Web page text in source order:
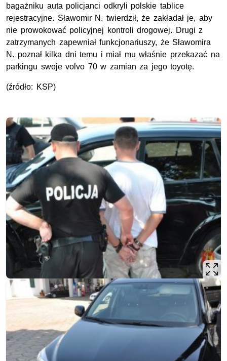
bagażniku auta policjanci odkryli polskie tablice
rejestracyjne. Sławomir N. twierdził, że zakładał je, aby
nie prowokować policyjnej kontroli drogowej. Drugi z
zatrzymanych zapewniał funkcjonariuszy, że Sławomira
N. poznał kilka dni temu i miał mu właśnie przekazać na
parkingu swoje volvo 70 w zamian za jego toyotę.
(źródło: KSP)